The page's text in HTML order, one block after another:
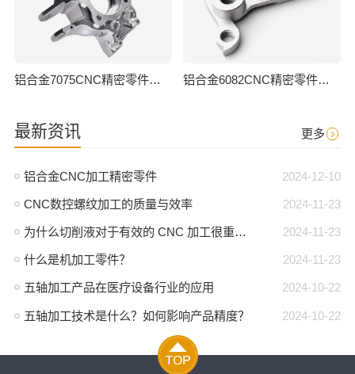
铝合金7075CNC精密零件加工 铝合金6082CNC精密零件加工
最新资讯 更多
2024-12-10
铝合金CNC加工精密零件
2024-11-23
CNC数控螺纹加工的质量与效率
2024-11-23
为什么切削液对于有效的 CNC 加工很重要？
2024-11-23
什么是机加工零件？
2024-10-22
五轴加工产品在医疗设备行业的应用
2024-10-22
五轴加工技术是什么？如何影响产品精度？